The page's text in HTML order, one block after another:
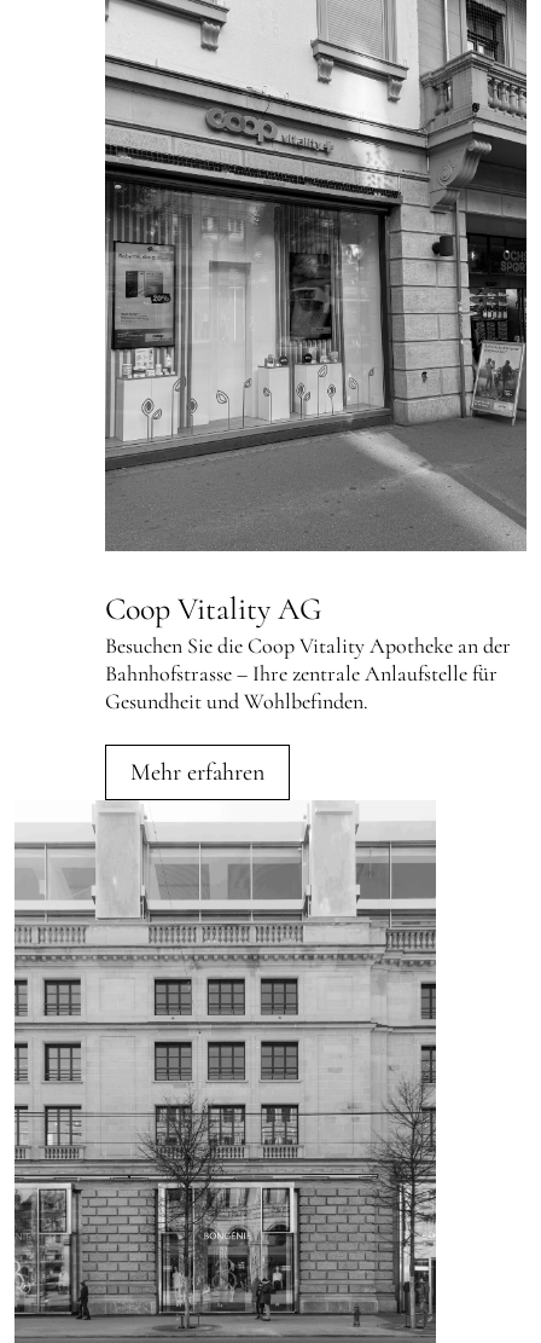
Coop Vitality AG
Besuchen Sie die Coop Vitality Apotheke an der
Bahnhofstrasse – Ihre zentrale Anlaufstelle für
Gesundheit und Wohlbefinden.
Mehr erfahren